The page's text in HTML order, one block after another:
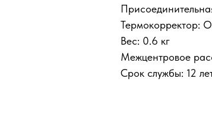
Термокорректор:
Вес: 0.6 кг
Межцентровое
Срок службы: 12